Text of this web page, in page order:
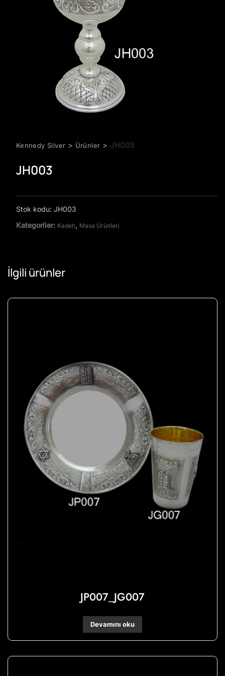
Kennedy Silver > Ürünler > JH003
JH003
Stok kodu: JH003
Kategoriler: Kadeh, Masa Ürünleri
İlgili ürünler
JP007_JG007
Devamını oku